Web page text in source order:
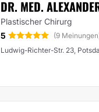
DR. MED.
Plastischer Chirurg
5
(9
Ludwig-Richter-Str. 23,